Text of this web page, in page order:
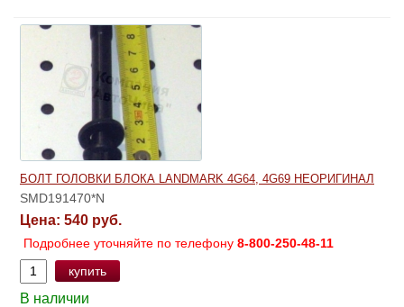
БОЛТ ГОЛОВКИ БЛОКА LANDMARK 4G64, 4G69 НЕОРИГИНАЛ
SMD191470*N
Цена: 540 руб.
Подробнее уточняйте по телефону 8-800-250-48-11
купить
В наличии